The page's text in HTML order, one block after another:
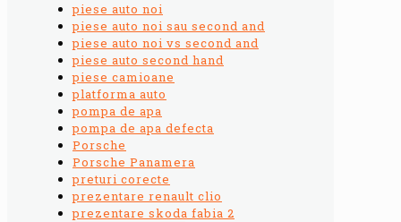
piese auto noi
piese auto noi sau second and
piese auto noi vs second and
piese auto second hand
piese camioane
platforma auto
pompa de apa
pompa de apa defecta
Porsche
Porsche Panamera
preturi corecte
prezentare renault clio
prezentare skoda fabia 2